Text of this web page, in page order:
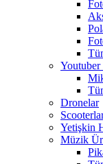
Youtuber
Dronelar
Yetişkin
Müzik